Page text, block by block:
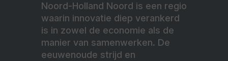
Noord-Holland Noord is een regio
waarin innovatie diep verankerd
is in zowel de economie als de
manier van samenwerken. De
eeuwenoude strijd en